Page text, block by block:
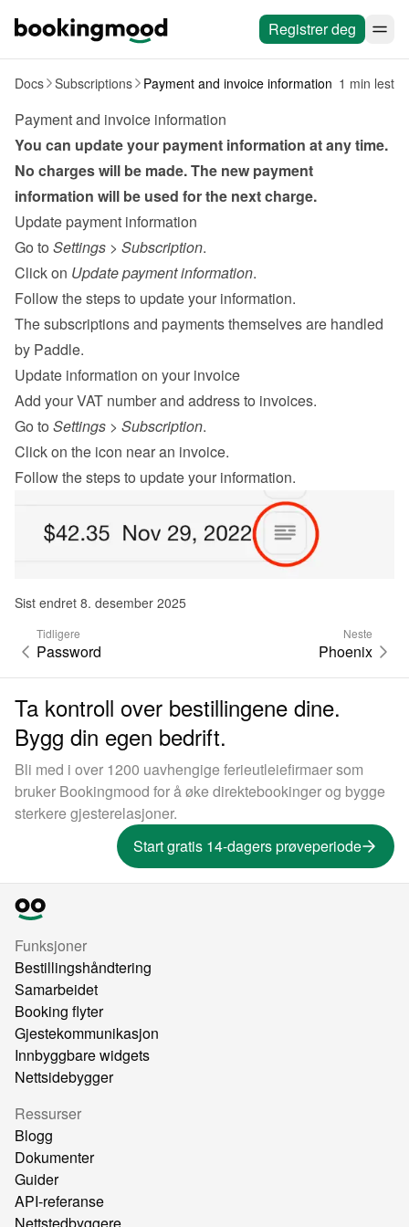
Registrer deg
Docs Subscriptions Payment and invoice information 1 min lest
Payment and invoice information
You can update your payment information at any time.
No charges will be made. The new payment
information will be used for the next charge.
Update payment information
Go to Settings > Subscription.
Click on Update payment information.
Follow the steps to update your information.
The subscriptions and payments themselves are handled
by Paddle.
Update information on your invoice
Add your VAT number and address to invoices.
Go to Settings > Subscription.
Click on the icon near an invoice.
Follow the steps to update your information.
Sist endret 8. desember 2025
Tidligere
Password
Neste
Phoenix
Ta kontroll over bestillingene dine.
Bygg din egen bedrift.
Bli med i over 1200 uavhengige ferieutleiefirmaer som
bruker Bookingmood for å øke direktebookinger og bygge
sterkere gjesterelasjoner.
Start gratis 14-dagers prøveperiode
Funksjoner
Bestillingshåndtering
Samarbeidet
Booking flyter
Gjestekommunikasjon
Innbyggbare widgets
Nettsidebygger
Ressurser
Blogg
Dokumenter
Guider
API-referanse